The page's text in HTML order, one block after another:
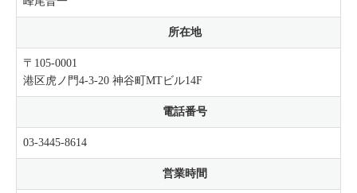
所在地
〒105-0001
港区虎ノ門4-3-20 神谷町MTビル14F
電話番号
03-3445-8614
営業時間